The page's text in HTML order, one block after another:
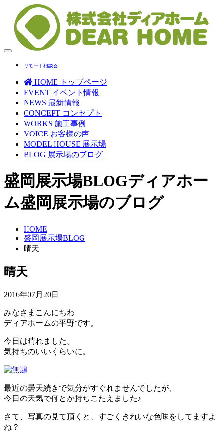
Toggle
リモート相談会
HOME
トップページ
EVENT イベント情報
NEWS 最新情報
CONCEPT コンセプト
WORKS 施工事例
VOICE お客様の声
MODEL HOUSE 展示場
BLOG 展示場のブログ
盛岡展示場BLOGディアホー
ム盛岡展示場のブログ
HOME
盛岡展示場BLOG
晴天
晴天
2016年07月20日
みなさまこんにちわ
ディアホームの平野です。
今日は晴れました。
気持ちのいいくらいに。
最近の曇天続きで気分がすぐれませんでしたが、
今日の天気で何とか持ちこたえました♪
さて、写真の見て頂くと、すごくきれいな色味をしてますよ
ね？